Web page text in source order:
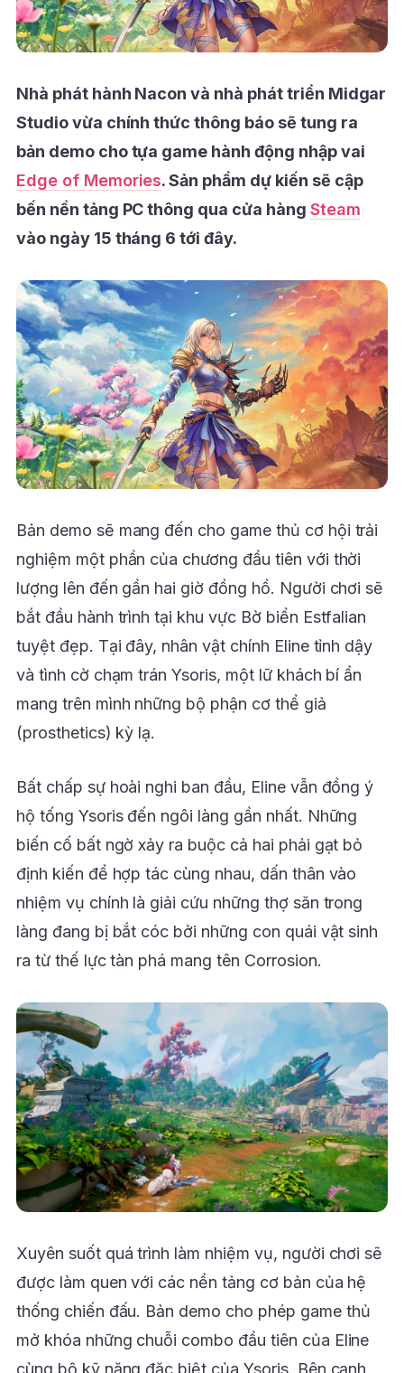
Nhà phát hành Nacon và nhà phát triển Midgar
Studio vừa chính thức thông báo sẽ tung ra
bản demo cho tựa game hành động nhập vai
Edge of Memories.Sản phẩm dự kiến sẽ cập
bến nền tảng PC thông qua cửa hàng Steam
vào ngày 15 tháng 6 tới đây.
Bản demo sẽ mang đến cho game thủ cơ hội trải
nghiệm một phần của chương đầu tiên với thời
lượng lên đến gần hai giờ đồng hồ. Người chơi sẽ
bắt đầu hành trình tại khu vực Bờ biển Estfalian
tuyệt đẹp. Tại đây, nhân vật chính Eline tỉnh dậy
và tình cờ chạm trán Ysoris, một lữ khách bí ẩn
mang trên mình những bộ phận cơ thể giả
(prosthetics) kỳ lạ.
Bất chấp sự hoài nghi ban đầu, Eline vẫn đồng ý
hộ tống Ysoris đến ngôi làng gần nhất. Những
biến cố bất ngờ xảy ra buộc cả hai phải gạt bỏ
định kiến để hợp tác cùng nhau, dấn thân vào
nhiệm vụ chính là giải cứu những thợ săn trong
làng đang bị bắt cóc bởi những con quái vật sinh
ra từ thế lực tàn phá mang tên Corrosion.
Xuyên suốt quá trình làm nhiệm vụ, người chơi sẽ
được làm quen với các nền tảng cơ bản của hệ
thống chiến đấu. Bản demo cho phép game thủ
mở khóa những chuỗi combo đầu tiên của Eline
cùng bộ kỹ năng đặc biệt của Ysoris. Bên cạnh